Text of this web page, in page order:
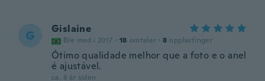
G Gislaine
Ble med i 2017 · 18 omtaler · 8 opplastinger
Ótimo qualidade melhor que a foto e o anel
é ajustável.
ca. 6 år siden